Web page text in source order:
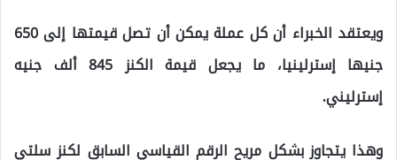
ويعتقد الخبراء أن كل عملة يمكن أن تصل قيمتها إلى 650
جنيها إسترلينيا، ما يجعل قيمة الكنز 845 ألف جنيه
إسترليني.
وهذا يتجاوز بشكل مريح الرقم القياسي السابق لكنز سلتي